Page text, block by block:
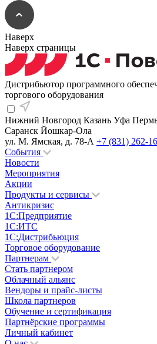
Наверх
Наверх страницы
Дистрибьютор программного
торгового оборудования
Нижний Новгород Казань Уфа
Саранск Йошкар-Ола
ул. М. Ямская, д. 78-А +7 (831) 262-
События
Новости
Мероприятия
Акции
Продукты и сервисы
Антикризис
1С:Предприятие
1С:ИТС
1С:Дистрибьюция
Торговое оборудование
Партнерам
Стать партнером
Облачный альянс
Вендоры и прайс-листы
Школа партнеров
Обучение и сертификация
Партнёрские программы
Личный кабинет